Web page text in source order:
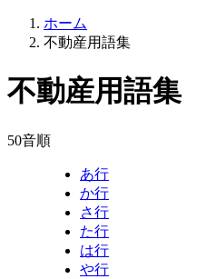
ホーム
不動産用語集
不動産用語集
50音順
あ行
か行
さ行
た行
は行
や行